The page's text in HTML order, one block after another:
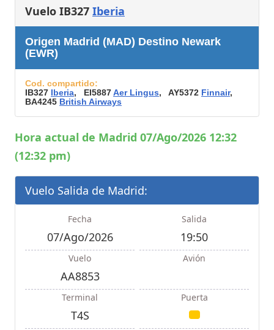
Vuelo IB327 Iberia
Origen Madrid (MAD) Destino Newark
(EWR)
Cod. compartido:
IB327 Iberia, EI5887Aer Lingus, AY5372 Finnair,
BA4245 British Airways
Hora actual de Madrid 07/Ago/2026 12:32
(12:32 pm)
Vuelo Salida de Madrid:
Fecha
07/Ago/2026
Salida
19:50
Vuelo
AA8853
Avión
Terminal
T4S
Puerta